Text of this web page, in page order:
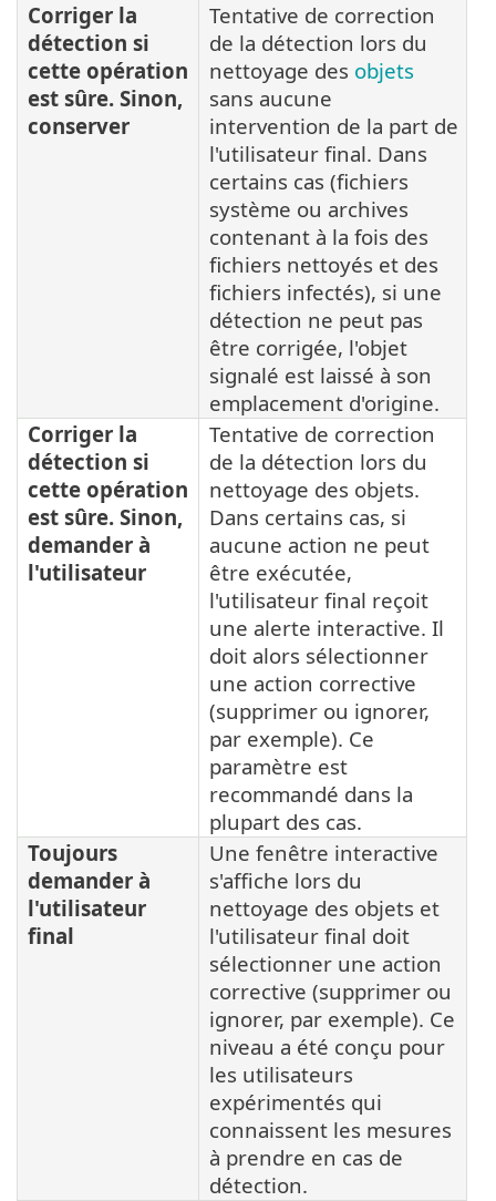
Corriger la
détection si
cette opération
est sûre. Sinon,
conserver
Tentative de correction
de la détection lors du
nettoyage des objets
sans aucune
intervention de la part de
l'utilisateur final. Dans
certains cas (fichiers
système ou archives
contenant à la fois des
fichiers nettoyés et des
fichiers infectés), si une
détection ne peut pas
être corrigée, l'objet
signalé est laissé à son
emplacement d'origine.
Corriger la
détection si
cette opération
est sûre. Sinon,
demander à
l'utilisateur
Tentative de correction
de la détection lors du
nettoyage des objets.
Dans certains cas, si
aucune action ne peut
être exécutée,
l'utilisateur final reçoit
une alerte interactive. Il
doit alors sélectionner
une action corrective
(supprimer ou ignorer,
par exemple). Ce
paramètre est
recommandé dans la
plupart des cas.
Toujours
demander à
l'utilisateur
final
Une fenêtre interactive
s'affiche lors du
nettoyage des objets et
l'utilisateur final doit
sélectionner une action
corrective (supprimer ou
ignorer, par exemple). Ce
niveau a été conçu pour
les utilisateurs
expérimentés qui
connaissent les mesures
à prendre en cas de
détection.